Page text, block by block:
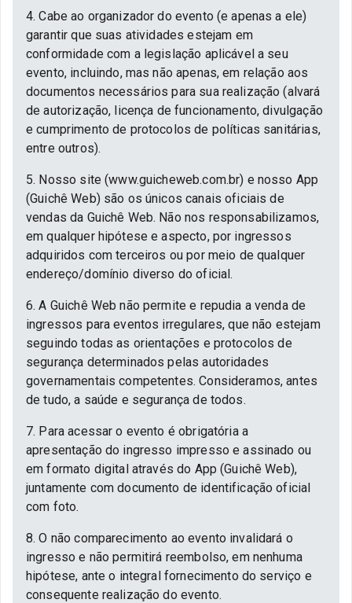
4. Cabe ao organizador do evento (e apenas a ele)
garantir que suas atividades estejam em
conformidade com a legislação aplicável a seu
evento, incluindo, mas não apenas, em relação aos
documentos necessários para sua realização (alvará
de autorização, licença de funcionamento, divulgação
e cumprimento de protocolos de políticas sanitárias,
entre outros).
5. Nosso site (www.guicheweb.com.br) e nosso App
(Guichê Web) são os únicos canais oficiais de
vendas da Guichê Web. Não nos responsabilizamos,
em qualquer hipótese e aspecto, por ingressos
adquiridos com terceiros ou por meio de qualquer
endereço/domínio diverso do oficial.
6. A Guichê Web não permite e repudia a venda de
ingressos para eventos irregulares, que não estejam
seguindo todas as orientações e protocolos de
segurança determinados pelas autoridades
governamentais competentes. Consideramos, antes
de tudo, a saúde e segurança de todos.
7. Para acessar o evento é obrigatória a
apresentação do ingresso impresso e assinado ou
em formato digital através do App (Guichê Web),
juntamente com documento de identificação oficial
com foto.
8. O não comparecimento ao evento invalidará o
ingresso e não permitirá reembolso, em nenhuma
hipótese, ante o integral fornecimento do serviço e
consequente realização do evento.